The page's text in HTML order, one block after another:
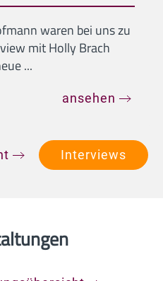
waren bei uns zu
mit Holly Brach
...
ansehen
Interviews